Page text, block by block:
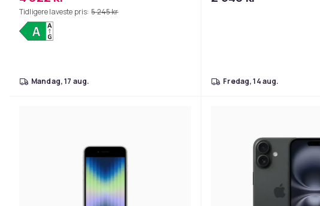
Tidligere laveste pris: 5 245 kr
mandag, 17 aug. fredag, 14 aug.